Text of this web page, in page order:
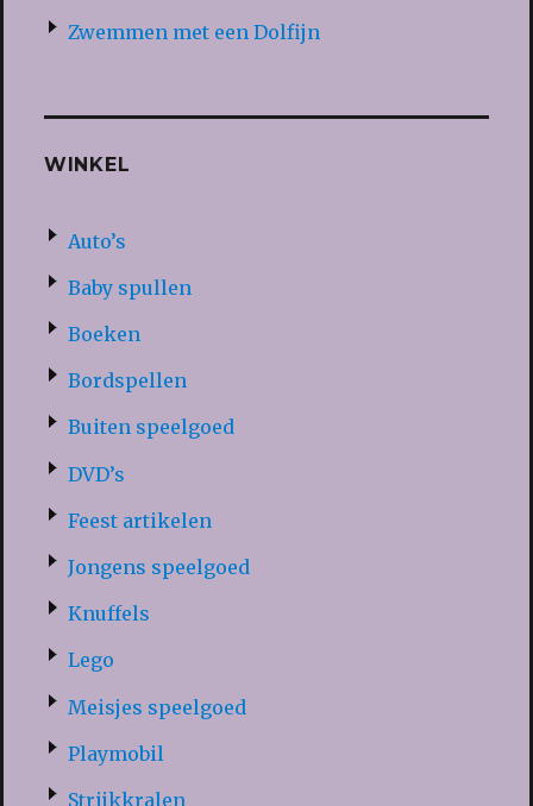
Zwemmen met een Dolfijn
WINKEL
Auto’s
Baby spullen
Boeken
Bordspellen
Buiten speelgoed
DVD’s
Feest artikelen
Jongens speelgoed
Knuffels
Lego
Meisjes speelgoed
Playmobil
Strijkkralen